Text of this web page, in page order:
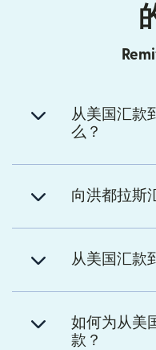
从美国汇款
么？
向洪都拉斯
从美国汇款
如何为从美
款？